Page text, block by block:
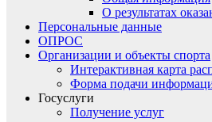
О результатах
Персональные данные
ОПРОС
Организации и объекты спорта
Интерактивная карта
Форма подачи
Госуслуги
Получение услуг